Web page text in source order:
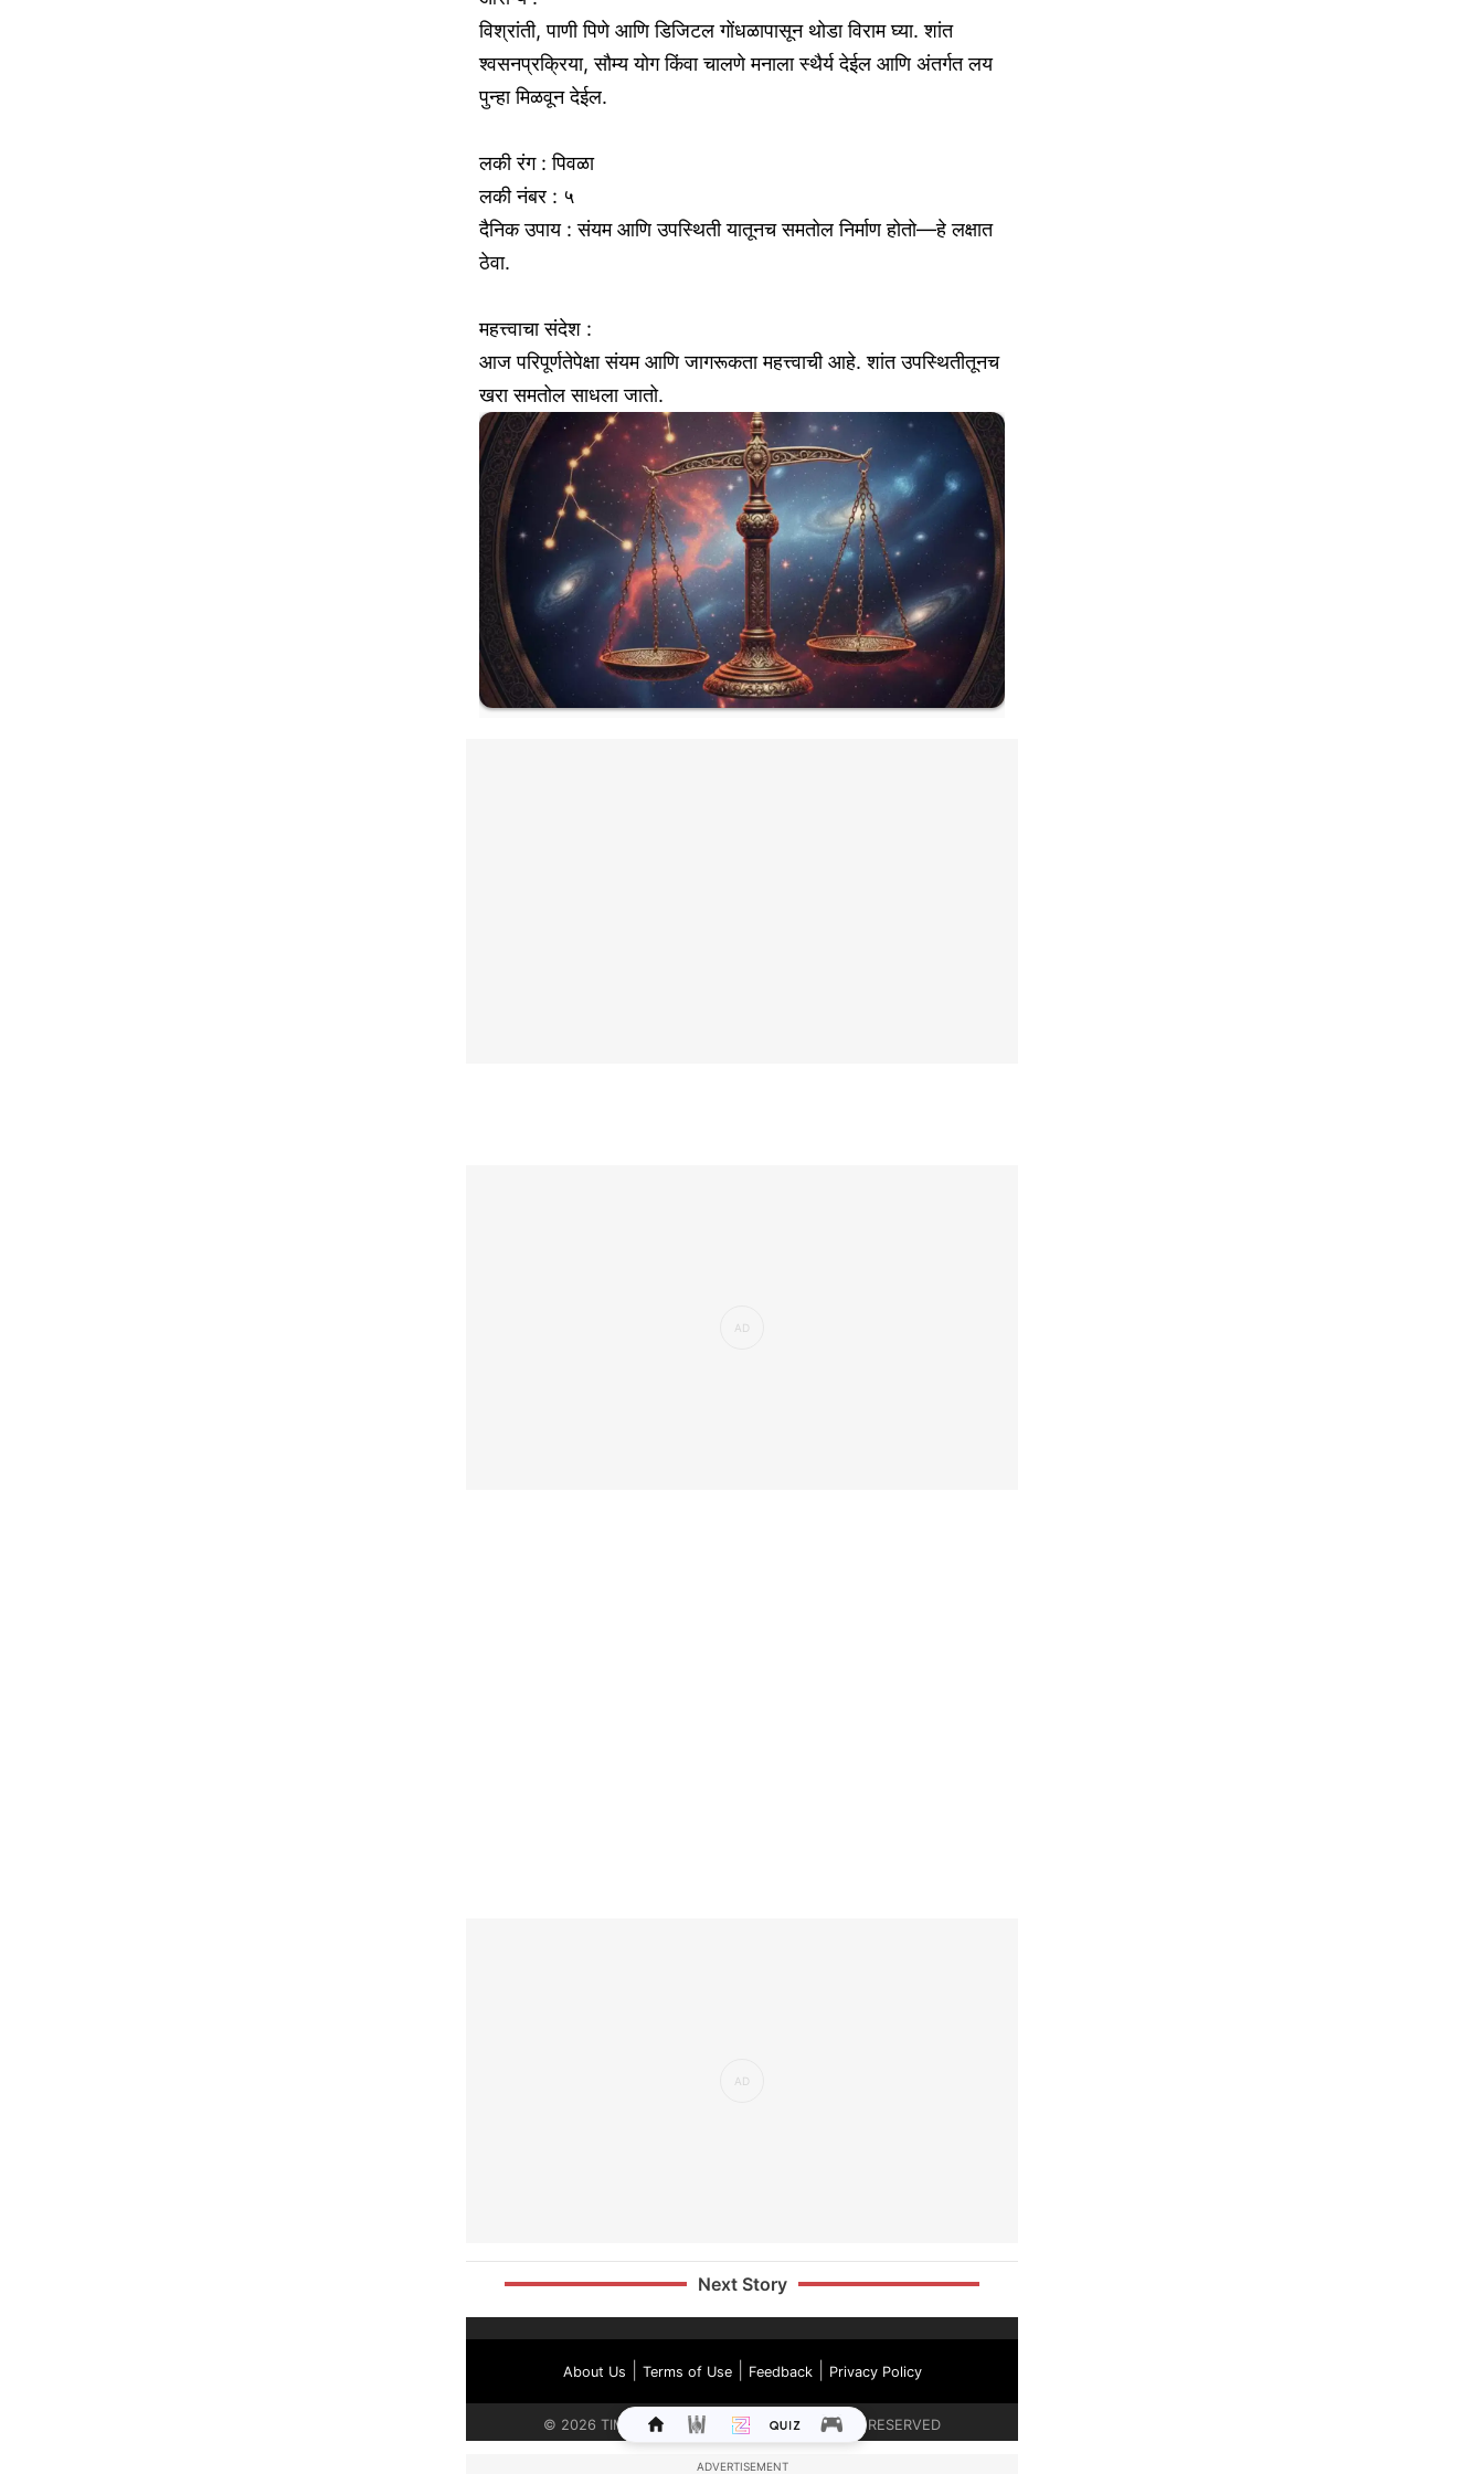
विश्रांती, पाणी पिणे आणि डिजिटल गोंधळापासून थोडा विराम घ्या. शांत
श्वसनप्रक्रिया, सौम्य योग किंवा चालणे मनाला स्थैर्य देईल आणि अंतर्गत लय
पुन्हा मिळवून देईल.
लकी रंग : पिवळा
लकी नंबर : ५
दैनिक उपाय : संयम आणि उपस्थिती यातूनच समतोल निर्माण होतो—हे लक्षात
ठेवा.
महत्त्वाचा संदेश :
आज परिपूर्णतेपेक्षा संयम आणि जागरूकता महत्त्वाची आहे. शांत उपस्थितीतूनच
खरा समतोल साधला जातो.
Next Story
About Us Terms of Use| Feedback| Privacy Policy
© 2026 TIMES INTERNET LIMITED. ALL RIGHTS RESERVED